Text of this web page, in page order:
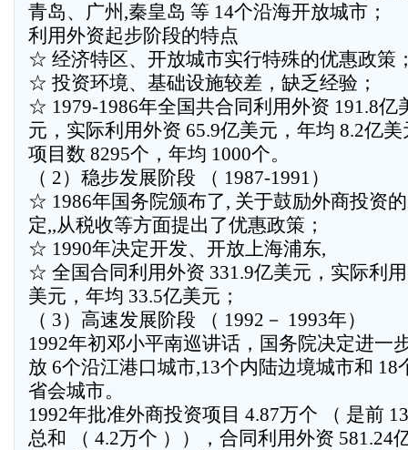
青岛、广州,秦皇岛 等 14个沿海开放城市；
利用外资起步阶段的特点
☆ 经济特区、开放城市实行特殊的优惠政策
☆ 投资环境、基础设施较差，缺乏经验；
☆ 1979-1986年全国共合同利用外资 191.8亿
元，实际利用外资 65.9亿美元，年均 8.2亿美
项目数 8295个，年均 1000个。
（ 2）稳步发展阶段 （ 1987-1991）
☆ 1986年国务院颁布了, 关于鼓励外商投资
定,,从税收等方面提出了优惠政策；
☆ 1990年决定开发、开放上海浦东,
☆ 全国合同利用外资 331.9亿美元，实际利
美元，年均 33.5亿美元；
（ 3）高速发展阶段 （ 1992－ 1993年）
1992年初邓小平南巡讲话，国务院决定进一
放 6个沿江港口城市,13个内陆边境城市和 18
省会城市。
1992年批准外商投资项目 4.87万个 （ 是前
总和 （ 4.2万个 ）），合同利用外资 581.24